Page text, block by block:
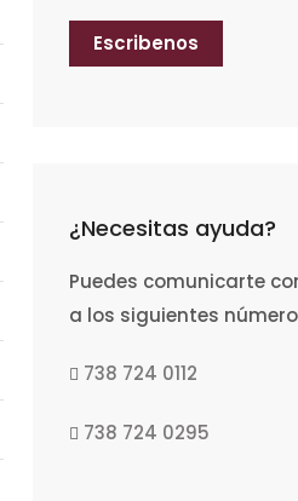
Escribenos
¿Necesitas ayuda?
Puedes comunicarte
a los siguientes
738 724 0112
738 724 0295